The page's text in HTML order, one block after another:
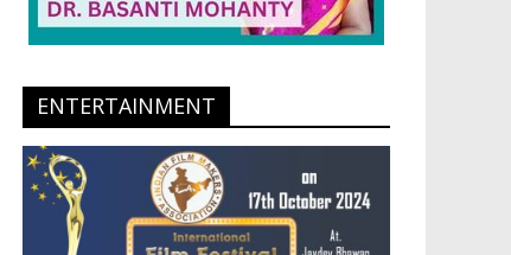
ENTERTAINMENT